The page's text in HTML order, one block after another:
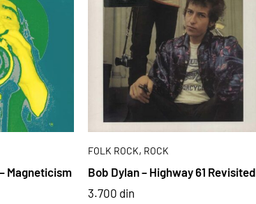
Magneticism
FOLK ROCK, ROCK
Bob Dylan – Highway 61 Revisited
3.700 din